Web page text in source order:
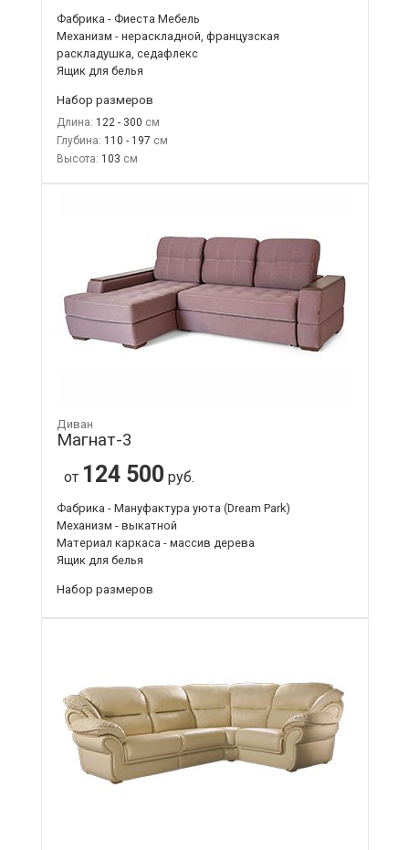
Фабрика - Фиеста Мебель
Механизм - нераскладной, французская
раскладушка, седафлекс
Ящик для белья
Набор размеров
Длина: 122 - 300
Глубина: 110 - 197
Высота: 103
Диван
Магнат-3
от 124 500 руб.
Фабрика - Мануфактура уюта (Dream Park)
Механизм - выкатной
Материал каркаса - массив дерева
Ящик для белья
Набор размеров